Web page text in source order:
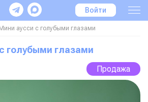
Войти
Мини аусси с голубыми глазами
с голубыми глазами
Продажа